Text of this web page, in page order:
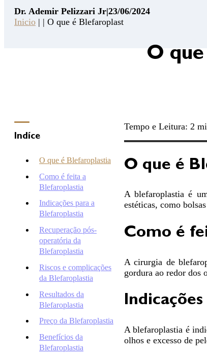
Pelizzari
Jr
Online
Clínica
(46)
3262-
2727
atendimento@drademirpelizzarijr.com.br
Dr. Ademir Pelizzari Jr|23/06/2024
Inicio | | O que é Blefaroplast
O
Indíce
O que é Blefaroplastia
Como é feita a
Blefaroplastia
Indicações para a
Blefaroplastia
Recuperação pós-
operatória da
Blefaroplastia
Riscos e complicações
da Blefaroplastia
Resultados da
Blefaroplastia
Preço da Blefaroplastia
Benefícios da
Blefaroplastia
Tempo e Leitura: 2
O que é
A blefaroplastia é
estéticas, como
Como é
A cirurgia de
gordura ao redor dos
A blefaroplastia é
olhos e excesso de